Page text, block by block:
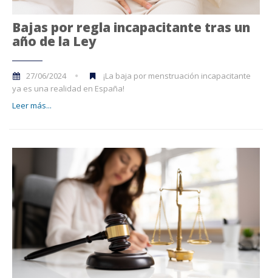
Bajas por regla incapacitante tras un
año de la Ley
27/06/2024
¡La baja por menstruación incapacitante
ya es una realidad en España!
Leer más...